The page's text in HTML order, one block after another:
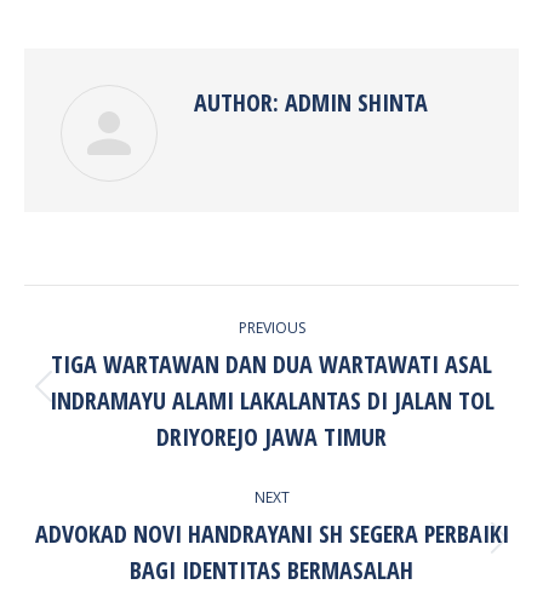
AUTHOR: ADMIN SHINTA
PREVIOUS
Previous
post:
TIGA WARTAWAN DAN DUA WARTAWATI ASAL
INDRAMAYU ALAMI LAKALANTAS DI JALAN TOL
DRIYOREJO JAWA TIMUR
NEXT
Next
post:
ADVOKAD NOVI HANDRAYANI SH SEGERA PERBAIKI
BAGI IDENTITAS BERMASALAH